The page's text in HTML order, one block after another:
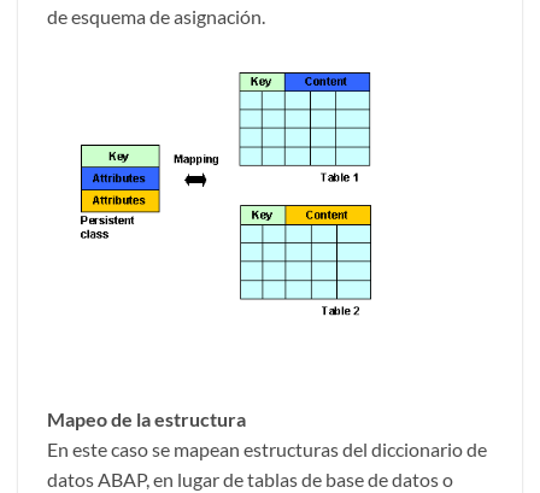
de esquema de asignación.
Mapeo de la estructura
En este caso se mapean estructuras del diccionario de
datos ABAP, en lugar de tablas de base de datos o